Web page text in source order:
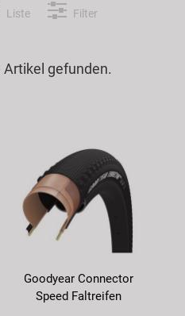
Liste Filter
Artikel gefunden.
Goodyear Connector
Speed Faltreifen